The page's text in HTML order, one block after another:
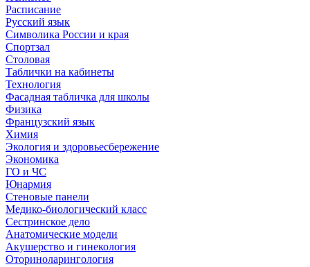
Расписание
Русский язык
Символика России и края
Спортзал
Столовая
Таблички на кабинеты
Технология
Фасадная табличка для школы
Физика
Французский язык
Химия
Экология и здоровьесбережение
Экономика
ГО и ЧС
Юнармия
Стеновые панели
Медико-биологический класс
Сестринское дело
Анатомические модели
Акушерство и гинекология
Оториноларингология